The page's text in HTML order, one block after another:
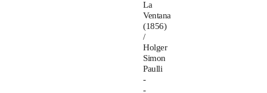
La
Ventana
(1856)
/
Holger
Simon
Paulli
-
-